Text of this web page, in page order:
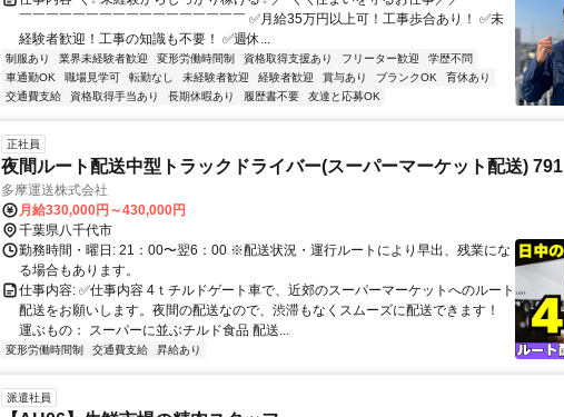
￣￣￣￣￣￣￣￣￣￣￣￣￣￣￣￣￣ ✅月給35万円以上可！工事歩合あり！ ✅未
経験者歓迎！工事の知識も不要！ ✅週休...
制服あり 業界未経験者歓迎 変形労働時間制 資格取得支援あり フリーター歓迎
学歴不問
車通勤OK
職場見学可 転勤なし 未経験者歓迎 経験者歓迎 賞与あり ブランクOK
育休あり
交通費支給
資格取得手当あり 長期休暇あり 履歴書不要 友達と応募OK
正社員
夜間ルート配送中型トラックドライバー(スーパーマーケット配送) 791
多摩運送株式会社
月給330,000円～430,000円
千葉県八千代市
勤務時間・曜日: 21：00〜翌6：00 ※配送状況・運行ルートにより早出、残業にな
る場合もあります。
仕事内容: ✅仕事内容 4ｔチルドゲート車で、近郊のスーパーマーケットへのルート
配送をお願いします。夜間の配送なので、渋滞もなくスムーズに配送できます！
運ぶもの： スーパーに並ぶチルド食品 配送...
変形労働時間制 交通費支給 昇給あり
派遣社員